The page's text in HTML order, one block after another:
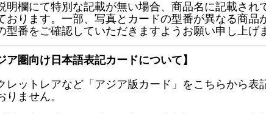
明欄にて特別な記載が無い場合、商品名に記載され
おります。一部、写真とカードの型番が異なる商品
型番をご確認していただきますようお願い申し上げ
ア圏向け日本語表記カードについて】
レットレアなど「アジア版カード」をこちらから表
りません。